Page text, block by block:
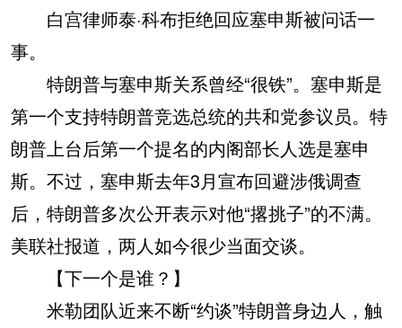
白宫律师泰·科布拒绝回应塞申斯被问话一
事。
特朗普与塞申斯关系曾经“很铁”。塞申斯是
第一个支持特朗普竞选总统的共和党参议员。特
朗普上台后第一个提名的内阁部长人选是塞申
斯。不过，塞申斯去年3月宣布回避涉俄调查
后，特朗普多次公开表示对他“撂挑子”的不满。
美联社报道，两人如今很少当面交谈。
【下一个是谁？】
米勒团队近来不断“约谈”特朗普身边人，触